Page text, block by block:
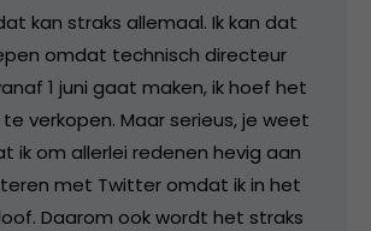
kan straks allemaal. Ik kan dat
omdat technisch directeur
1 juni gaat maken, ik hoef het
verkopen. Maar serieus, je weet
ik om allerlei redenen hevig aan
met Twitter omdat ik in het
Daarom ook wordt het straks